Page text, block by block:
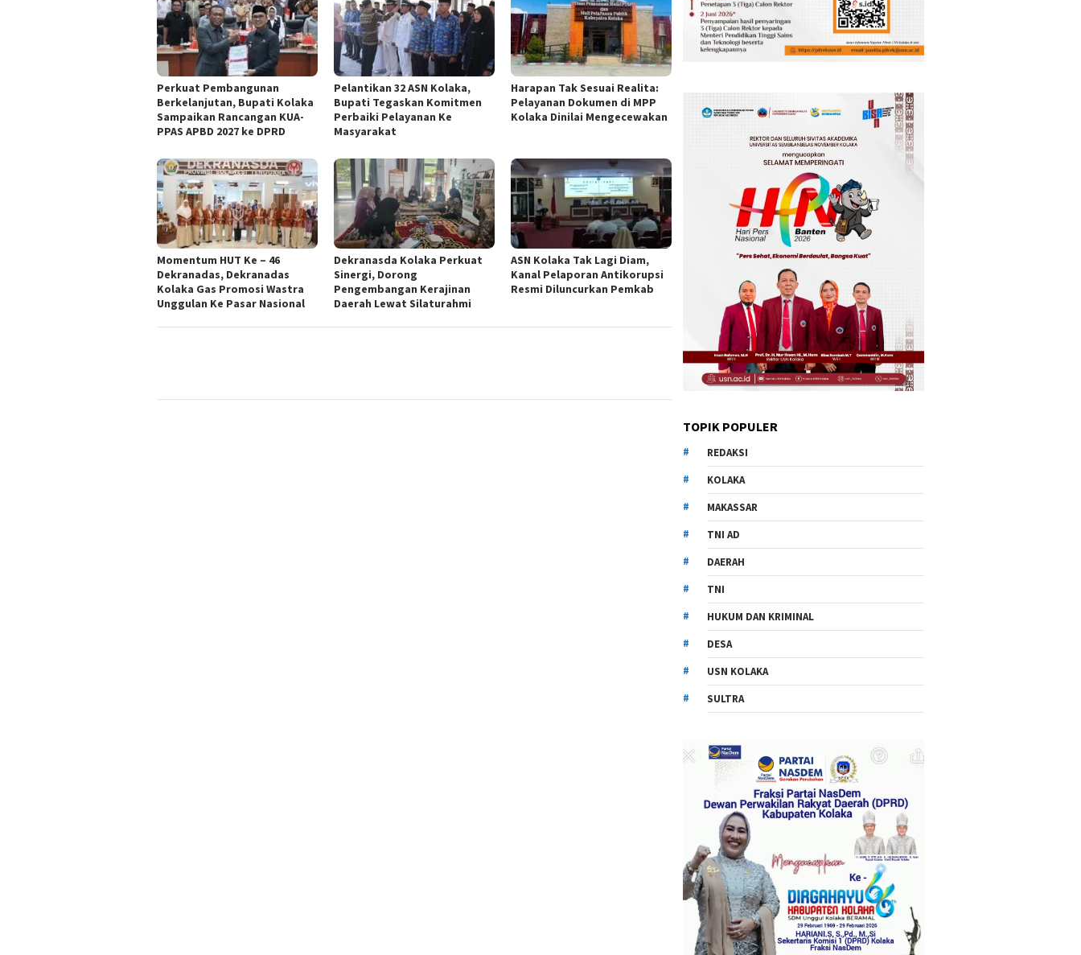
Perkuat Pembangunan
Berkelanjutan, Bupati Kolaka
Sampaikan Rancangan KUA-
PPAS APBD 2027 ke DPRD
Pelantikan 32 ASN Kolaka,
Bupati Tegaskan Komitmen
Perbaiki Pelayanan Ke
Masyarakat
Harapan Tak Sesuai Realita:
Pelayanan Dokumen di MPP
Kolaka Dinilai Mengecewakan
Momentum HUT Ke – 46
Dekranadas, Dekranadas
Kolaka Gas Promosi Wastra
Unggulan Ke Pasar Nasional
Dekranasda Kolaka Perkuat
Sinergi, Dorong
Pengembangan Kerajinan
Daerah Lewat Silaturahmi
ASN Kolaka Tak Lagi Diam,
Kanal Pelaporan Antikorupsi
Resmi Diluncurkan Pemkab
TOPIK POPULER
REDAKSI
KOLAKA
MAKASSAR
TNI AD
DAERAH
TNI
HUKUM DAN KRIMINAL
DESA
USN KOLAKA
SULTRA